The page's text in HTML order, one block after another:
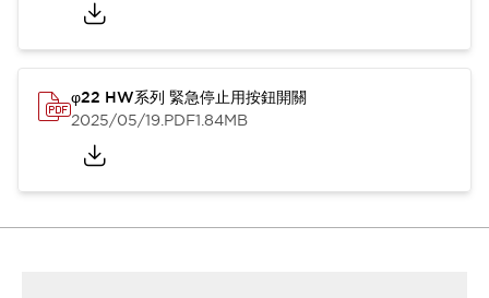
φ22 HW系列 緊急停止用按鈕開關
2025/05/19.PDF1.84MB